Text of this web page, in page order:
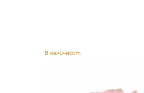
В наличност